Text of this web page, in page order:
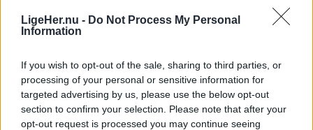
LigeHer.nu - Do Not Process My Personal
Information
If you wish to opt-out of the sale, sharing to third parties, or
processing of your personal or sensitive information for
targeted advertising by us, please use the below opt-out
section to confirm your selection. Please note that after your
opt-out request is processed you may continue seeing
Aktuelt Mennesker